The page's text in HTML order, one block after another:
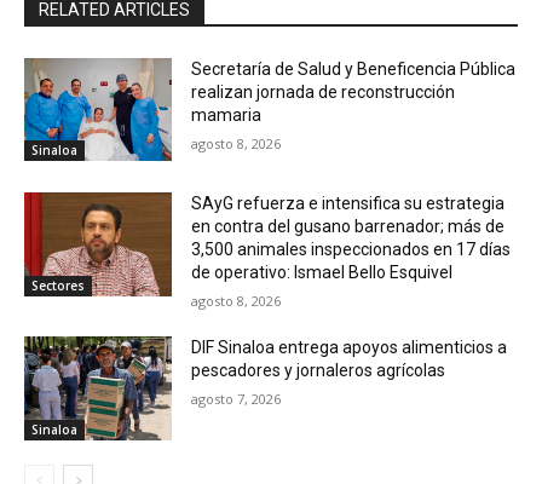
RELATED ARTICLES
Sinaloa
Secretaría de Salud y Beneficencia Pública
realizan jornada de reconstrucción
mamaria
agosto 8, 2026
Sectores
SAyG refuerza e intensifica su estrategia
en contra del gusano barrenador; más de
3,500 animales inspeccionados en 17 días
de operativo: Ismael Bello Esquivel
agosto 8, 2026
Sinaloa
DIF Sinaloa entrega apoyos alimenticios a
pescadores y jornaleros agrícolas
agosto 7, 2026